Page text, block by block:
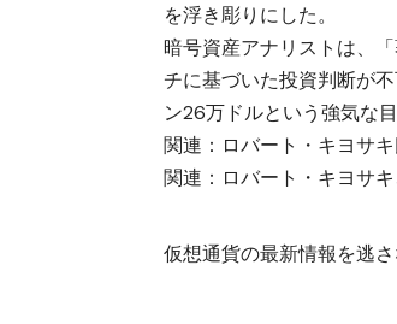
を浮き彫りにした。
暗号資産アナリストは、
チに基づいた投資判断が
ン26万ドルという強気な
関連： ロバート・キヨサ
関連： ロバート・キヨサ
仮想通貨の最新情報を逃